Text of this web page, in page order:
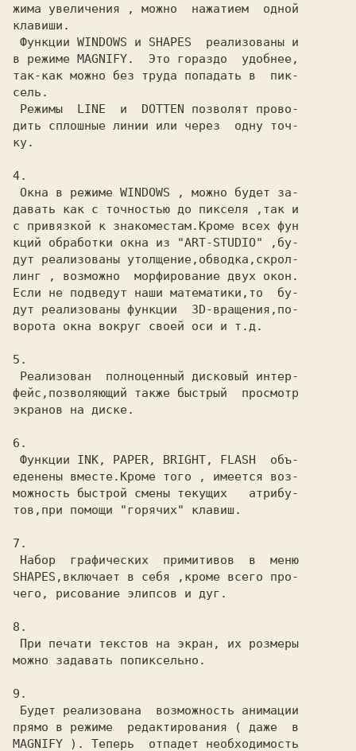
жима увеличения , можно  нажатием  одной
клавиши.
в режиме MAGNIFY.  Это гораздо  удобнее,
так-как можно без труда попадать в  пик-
сель.
дить сплошные линии или через  одну точ-
ку.
4.
давать как с точностью до пикселя ,так и
с привязкой к знакоместам.Кроме всех фун
кций обработки окна из "ART-STUDIO" ,бу-
дут реализованы утолщение,обводка,скрол-
линг , возможно  морфирование двух окон.
Если не подведут наши математики,то  бу-
дут реализованы функции  3D-вращения,по-
ворота окна вокруг своей оси и т.д.
5.
фейс,позволяющий также быстрый  просмотр
экранов на диске.
6.
еденены вместе.Кроме того , имеется воз-
можность быстрой смены текущих   атрибу-
тов,при помощи "горячих" клавиш.
7.
SHAPES,включает в себя ,кроме всего про-
чего, рисование элипсов и дуг.
8.
можно задавать попиксельно.
9.
прямо в режиме  редактирования ( даже  в
MAGNIFY ). Теперь  отпадет необходимость